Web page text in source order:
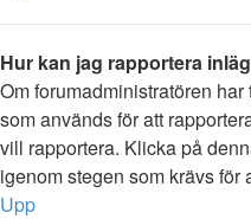
Hur kan jag rapportera
Om forumadministratören
som används för att
vill rapportera. Klicka på
igenom stegen som krävs för
Upp